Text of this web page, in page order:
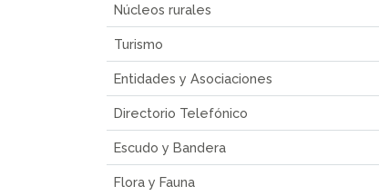
Núcleos rurales
Turismo
Entidades y Asociaciones
Directorio Telefónico
Escudo y Bandera
Flora y Fauna